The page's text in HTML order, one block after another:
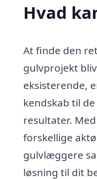
Hvad
At finde den
gulvprojekt
eksisterende,
kendskab til
resultater.
forskellige
gulvlæggere
løsning til dit